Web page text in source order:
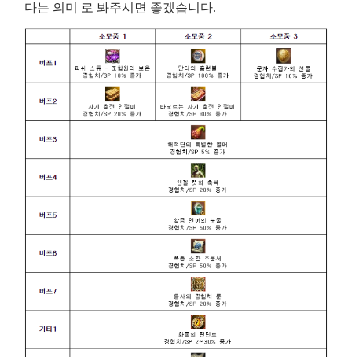
다는 의미 로 봐주시면 좋겠습니다.